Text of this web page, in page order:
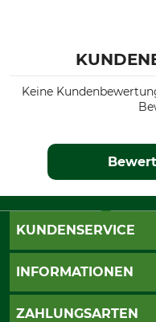
Keine
KUNDENSERVICE
Katalogbestellung
INFORMATIONEN
AGB
ZAHLUNGSARTEN